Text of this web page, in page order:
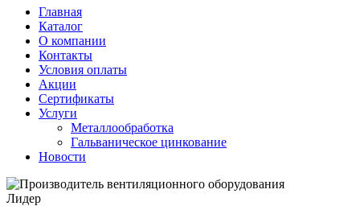
Главная
Каталог
О компании
Контакты
Условия оплаты
Акции
Сертификаты
Услуги
Металлообработка
Гальваническое цинкование
Новости
Лидер